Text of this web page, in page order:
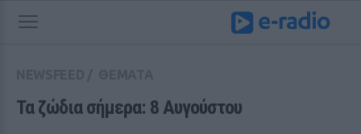
Τα ζώδια σήμερα: 8 Αυγούστου